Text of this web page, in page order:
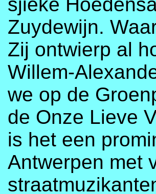
Zuydewijn.
Zij ontwierp al
Willem-
we op de
de Onze Lieve
is het een
Antwerpen met